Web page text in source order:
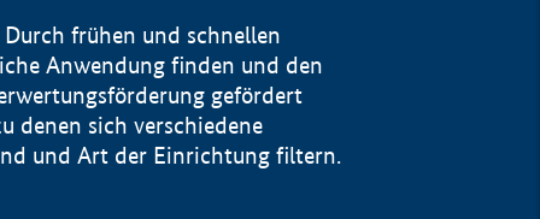
frühen und schnellen
Anwendung finden und den
gefördert
denen sich verschiedene
und Art der Einrichtung filtern.